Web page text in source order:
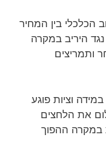
הכלכלי בין המחיר
היריב במקרה
ותמריצים
וציות פוגע
את הלחצים
במקרה ההפוך